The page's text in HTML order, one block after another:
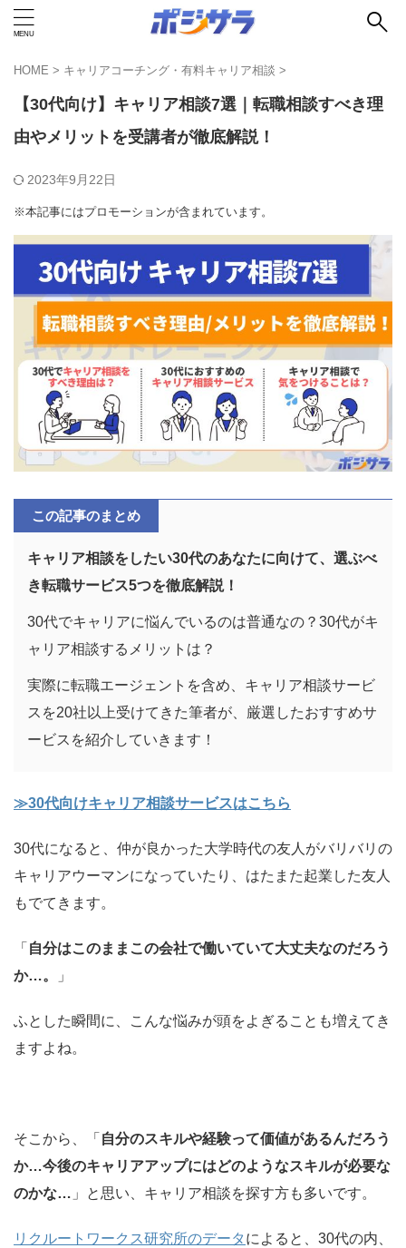
HOME > キャリアコーチング・有料キャリア相談 >
【30代向け】キャリア相談7選｜転職相談すべき理
由やメリットを受講者が徹底解説！
2023年9月22日
※本記事にはプロモーションが含まれています。
この記事のまとめ
キャリア相談をしたい30代のあなたに向けて、選ぶべ
き転職サービス5つを徹底解説！
30代でキャリアに悩んでいるのは普通なの？30代がキ
ャリア相談するメリットは？
実際に転職エージェントを含め、キャリア相談サービ
スを20社以上受けてきた筆者が、厳選したおすすめサ
ービスを紹介していきます！
≫30代向けキャリア相談サービスはこちら
30代になると、仲が良かった大学時代の友人がバリバリの
キャリアウーマンになっていたり、はたまた起業した友人
もでてきます。
「 自分はこのままこの会社で働いていて大丈夫なのだろう
か…。
」
ふとした瞬間に、こんな悩みが頭をよぎることも増えてき
ますよね。
そこから、「 自分のスキルや経験って価値があるんだろう
か…今後のキャリアアップにはどのようなスキルが必要な
のかな… 」と思い、キャリア相談を探す方も多いです。
リクルートワークス研究所のデータ によると、30代の内、